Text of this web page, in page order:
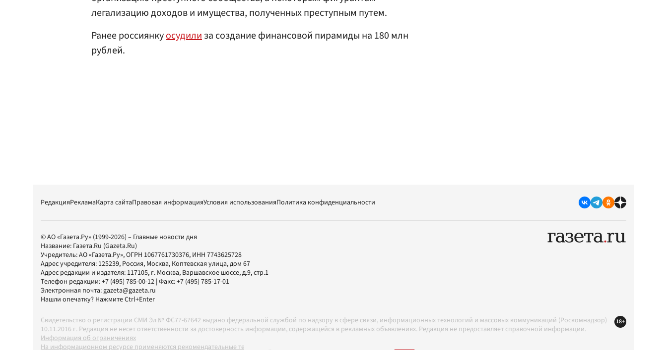
легализацию доходов и имущества, полученных преступным путем.
Ранее россиянкуосудилиза создание финансовой пирамиды на 180 млн
рублей.
РедакцияРекламаКарта сайтаПравовая информацияУсловия использованияПолитика конфиденциальности
© АО «Газета.Ру» (1999-2026) – Главные новости дня
Название: Газета.Ru (Gazeta.Ru)
Учредитель:АО «Газета.Ру», ОГРН 1067761730376, ИНН 7743625728
Адрес учредителя: 125239, Россия, Москва, Коптевская улица, дом 67
Адрес редакции и издателя: 117105, г. Москва, Варшавское шоссе, д.9, стр.1
Телефон редакции:+7 (495) 785-00-12 | Факс:+7 (495) 785-17-01
Электронная почта:gazeta@gazeta.ru
Нашли опечатку? Нажмите Ctrl+Enter
Свидетельство о регистрации СМИ Эл № ФС77-67642 выдано федеральной службой по надзору в сфере связи, информационных технологий и массовых коммуникаций (Роскомнадзор)
10.11.2016 г. Редакция не несет ответственности за достоверность информации, содержащейся в рекламных объявлениях. Редакция не предоставляет справочной информации.
Информация об ограничениях
На информационном ресурсе применяются рекомендательные технологии в соответствии с Правилами
18+